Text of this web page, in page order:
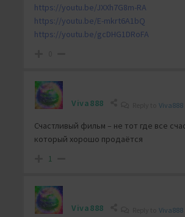
https://youtu.be/JXXh7G8m-RA
https://youtu.be/E-mkrt6A1bQ
https://youtu.be/gcDHG1DRoFA
Viva888 Viva888
Счастливый фильм – не тот где все
который хорошо продаётся
1
Viva888 Viva888